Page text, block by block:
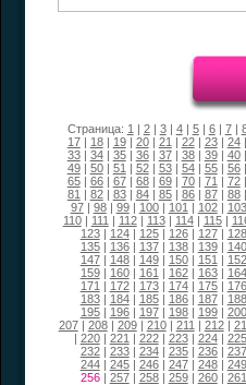
Страница: 1 | 2| 3| 4| 5| 6| 7|
17| 18| 19| 20| 21 | 22| 23| 24|
33| 34| 35| 36| 37| 38| 39| 40|
49| 50| 51 | 52| 53| 54| 55| 56|
65| 66| 67| 68| 69| 70| 71 | 72|
81 | 82| 83| 84| 85| 86| 87| 88|
97| 98| 99| 100| 101 | 102| 103
110| 111 | 112| 113| 114| 115|
123| 124| 125| 126| 127| 128
135| 136| 137| 138| 139| 140
147| 148| 149| 150| 151 | 152
159| 160| 161 | 162| 163| 164
171 | 172| 173| 174| 175| 176
183| 184| 185| 186| 187| 188
195| 196| 197| 198| 199| 200
207| 208| 209| 210| 211 | 212|
| 220| 221 | 222| 223| 224| 225
232| 233| 234| 235| 236| 237
244| 245| 246| 247| 248| 249
256| 257| 258| 259| 260| 261